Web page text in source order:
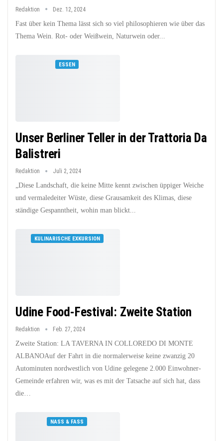
Redaktion Dez. 12, 2024
Fast über kein Thema lässt sich so viel philosophieren wie über das
Thema Wein. Rot- oder Weißwein, Naturwein oder...
ESSEN
Unser Berliner Teller in der Trattoria Da
Balistreri
Redaktion Juli 2, 2024
„Diese Landschaft, die keine Mitte kennt zwischen üppiger Weiche
und vermaledeiter Wüste, diese Grausamkeit des Klimas, diese
ständige Gespanntheit, wohin man blickt...
KULINARISCHE EXKURSION
Udine Food-Festival: Zweite Station
Redaktion Feb. 27, 2024
Zweite Station: LA TAVERNA IN COLLOREDO DI MONTE
ALBANOAuf der Fahrt in die normalerweise keine zwanzig 20
Autominuten nordwestlich von Udine gelegene 2.000 Einwohner-
Gemeinde erfahren wir, was es mit der Tatsache auf sich hat, dass
die…
NASS & FASS